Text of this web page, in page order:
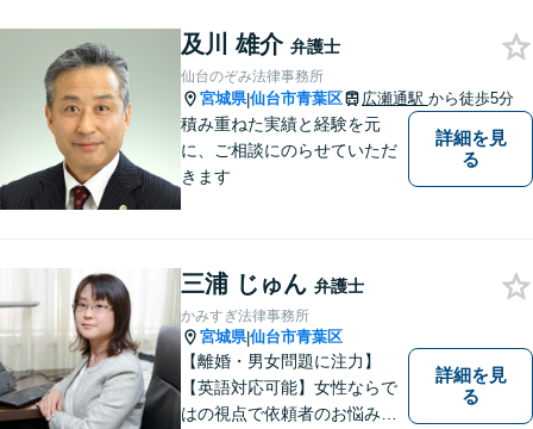
意向を最大限汲み取るべく、
丁寧なヒアリングと相談環境
の整備に努めています。
及川 雄介 弁護士
仙台のぞみ法律事務所
宮城県|仙台市青葉区 広瀬通駅 から徒歩5分
積み重ねた実績と経験を元
に、ご相談にのらせていただ
きます
詳細を見
る
三浦 じゅん 弁護士
かみすぎ法律事務所
宮城県|仙台市青葉区
【離婚・男女問題に注力】
【英語対応可能】女性ならで
はの視点で依頼者のお悩みに
詳細を見
る